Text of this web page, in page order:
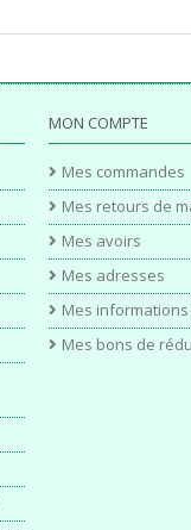
MON COMPTE
Mes commandes
Mes retours de
Mes avoirs
Mes adresses
Mes
Mes bons de